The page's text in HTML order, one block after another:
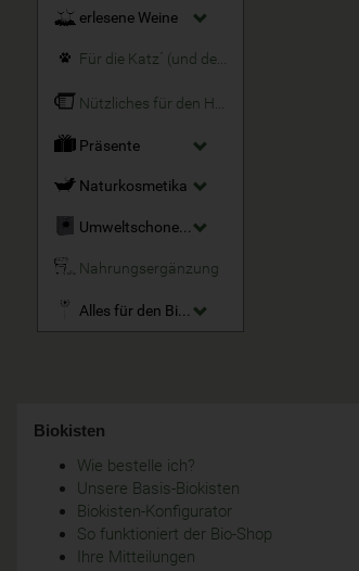
erlesene Weine
Für die Katz´ (und den Hund)
Präsente
Naturkosmetika
Umweltschonende Reinigungsmittel
Nahrungsergänzung
Alles für den Bio-Garten
Biokisten
Wie bestelle ich?
Unsere Basis-Biokisten
Biokisten-Konfigurator
So funktioniert der Bio-Shop
Ihre Mitteilungen